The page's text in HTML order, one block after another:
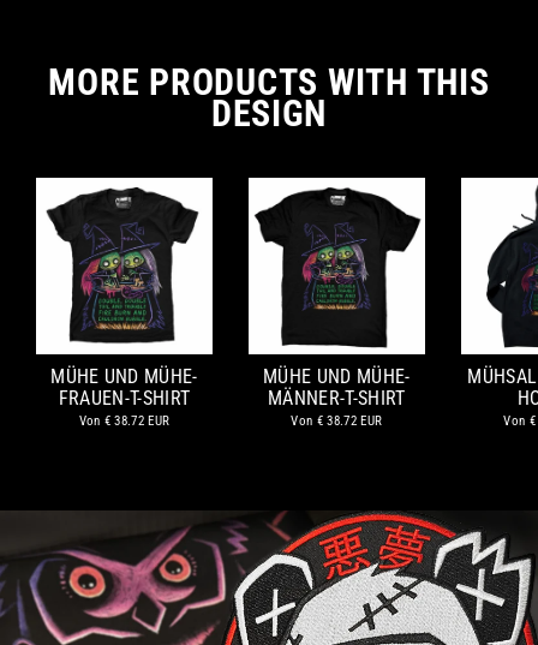
MORE PRODUCTS WITH THIS
DESIGN
MÜHE UND MÜHE-
FRAUEN-T-SHIRT
Von € 38.72 EUR
MÜHE UND MÜHE-
MÄNNER-T-SHIRT
Von € 38.72 EUR Von €